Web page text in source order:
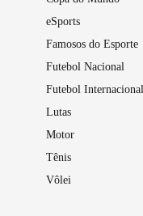
eSports
Famosos do Esporte
Futebol Nacional
Futebol Internacional
Lutas
Motor
Tênis
Vôlei